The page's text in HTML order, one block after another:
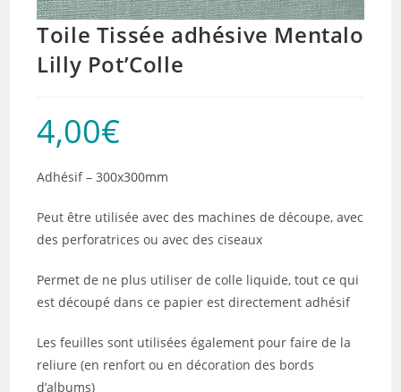
Toile Tissée adhésive Mentalo
Lilly Pot’Colle
4,00€
Adhésif – 300x300mm
Peut être utilisée avec des machines de découpe, avec
des perforatrices ou avec des ciseaux
Permet de ne plus utiliser de colle liquide, tout ce qui
est découpé dans ce papier est directement adhésif
Les feuilles sont utilisées également pour faire de la
reliure (en renfort ou en décoration des bords
d’albums)